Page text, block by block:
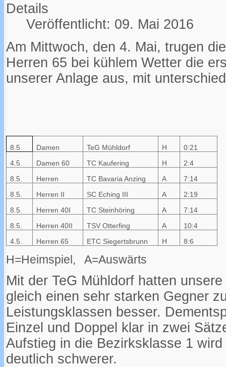
Details
Veröffentlicht: 09. Mai 2016
Am Mittwoch, den 4. Mai, trugen
Herren 65 bei kühlem Wetter die
unserer Anlage aus, mit
8.5. Damen TeG Mühldorf H
0:21
4.5.
Damen 60 TC Kaufering H
2:4
8.5.
Herren TC Bavaria Anzing A
7:14
8.5.
Herren II SC Eching III A
2:19
8.5.
Herren 40I TC Steinhöring A
7:14
8.5.
Herren 40II TSV Otterfing A
10:4
4.5.
Herren 65 ETC Siegertsbrunn H 8:6
H=Heimspiel, A=Auswärts
Mit der TeG Mühldorf hatten unsere
gleich einen sehr starken Gegner
Leistungsklassen besser.
Einzel und Doppel klar in zwei
Aufstieg in die Bezirksklasse 1
deutlich schwerer.